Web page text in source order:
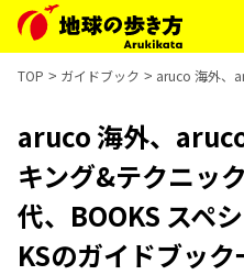
TOP ガイドブック aruco 海外、
aruco 海外、
キング&テクニッ
代、BOOKS スペ
KSのガイドブック